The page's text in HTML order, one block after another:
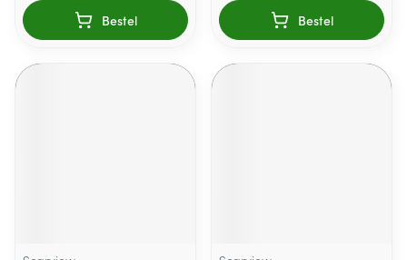
Bestel Bestel